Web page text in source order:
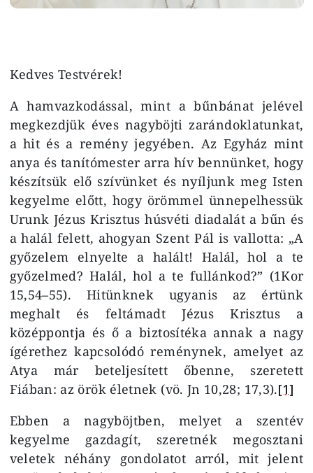
Kedves Testvérek!
A hamvazkodással, mint a bűnbánat jelével
megkezdjük éves nagyböjti zarándoklatunkat,
a hit és a remény jegyében. Az Egyház mint
anya és tanítómester arra hív bennünket, hogy
készítsük elő szívünket és nyíljunk meg Isten
kegyelme előtt, hogy örömmel ünnepelhessük
Urunk Jézus Krisztus húsvéti diadalát a bűn és
a halál felett, ahogyan Szent Pál is vallotta: „A
győzelem elnyelte a halált! Halál, hol a te
győzelmed? Halál, hol a te fullánkod?” (1Kor
15,54–55). Hitünknek ugyanis az értünk
meghalt és feltámadt Jézus Krisztus a
középpontja és ő a biztosítéka annak a nagy
ígérethez kapcsolódó reménynek, amelyet az
Atya már beteljesített őbenne, szeretett
Fiában: az örök életnek (vö. Jn 10,28; 17,3).[1]
Ebben a nagyböjtben, melyet a szentév
kegyelme gazdagít, szeretnék megosztani
veletek néhány gondolatot arról, mit jelent